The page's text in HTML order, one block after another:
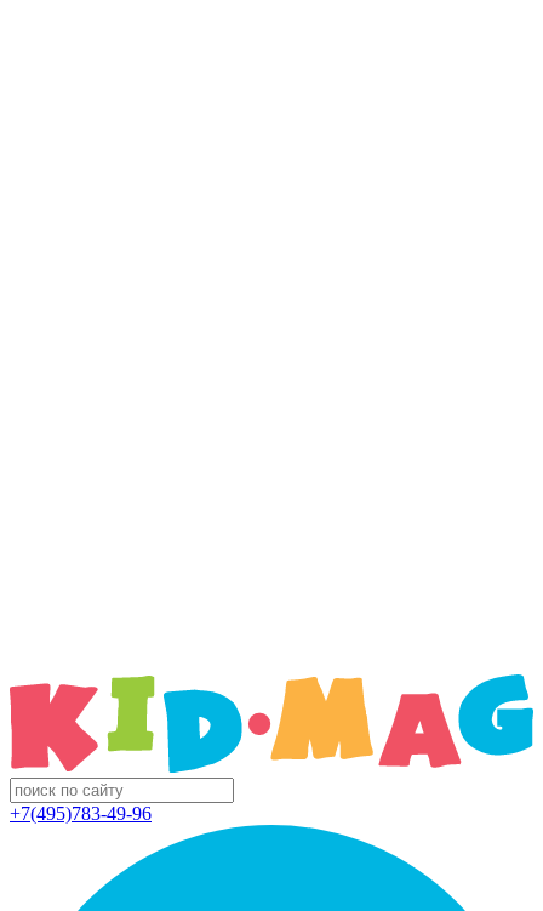
+7(495)783-49-96